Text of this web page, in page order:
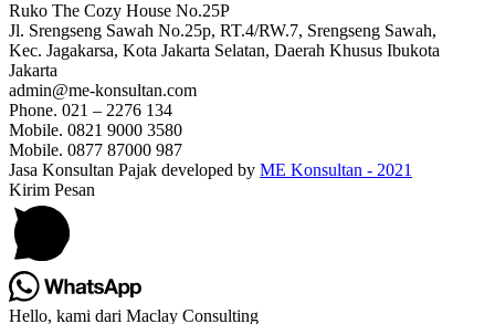
Ruko The Cozy House No.25P
Jl. Srengseng Sawah No.25p, RT.4/RW.7, Srengseng Sawah,
Kec. Jagakarsa, Kota Jakarta Selatan, Daerah Khusus Ibukota
Jakarta
admin@me-konsultan.com
Phone. 021 – 2276 134
Mobile. 0821 9000 3580
Mobile. 0877 87000 987
Jasa Konsultan Pajak developed by ME Konsultan - 2021
Kirim Pesan
Hello, kami dari Maclay Consulting